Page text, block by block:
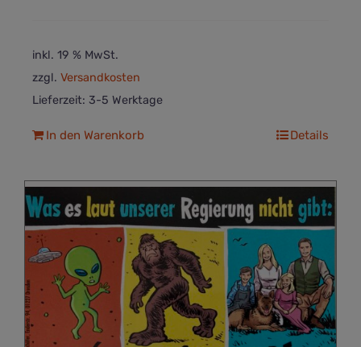
inkl. 19 % MwSt.
zzgl. Versandkosten
Lieferzeit: 3-5 Werktage
In den Warenkorb Details